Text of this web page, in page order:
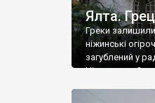
Ялта.
Греки
ніжинські
загублений у
Ніжин греки?